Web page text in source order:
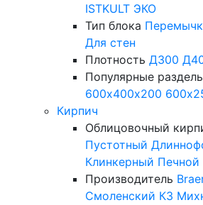
ISTKULT ЭКО
Тип блока
Для стен
Плотность Д300
Популярные
600х400х200
Кирпич
Облицовочный
Пустотный
Клинкерный Печной
Производитель
Смоленский КЗ